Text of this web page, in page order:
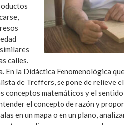
calles.
En la Didáctica Fenomenológica
de Treffers, se pone de relieve
conceptos matemáticos y el
el concepto de razón y
en un mapa o en un plano,